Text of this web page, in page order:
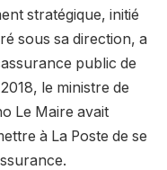
stratégique, initié
sous sa direction, a
public de
le ministre de
Le Maire avait
à La Poste de se